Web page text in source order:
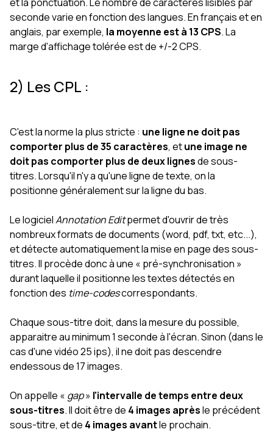
seconde varie en fonction des langues. En français et en
anglais, par exemple, la moyenne est à 13 CPS. La
marge d'affichage tolérée est de +/-2 CPS.
2) Les CPL :
C'est la norme la plus stricte : une ligne ne doit pas
comporter plus de 35 caractères, etune image ne
doit pas comporter plus de deux lignesde sous-
titres. Lorsqu'il n'y a qu'une ligne de texte, on la
positionne généralement sur la ligne du bas.
Le logicielAnnotation Editpermet d'ouvrir de très
nombreux formats de documents (word, pdf, txt, etc...),
et détecte automatiquement la mise en page des sous-
titres. Il procède donc à une « pré-synchronisation »
durant laquelle il positionne les textes détectés en
fonction des time-codescorrespondants.
Chaque sous-titre doit, dans la mesure du possible,
apparaitre au minimum 1 seconde à l'écran. Sinon (dans le
cas d'une vidéo 25 ips), il ne doit pas descendre
endessous de 17 images.
On appelle « gap» l'intervalle de temps entre deux
sous-titres. Il doit être de 4 images aprèsle précédent
sous-titre, et de 4 images avantle prochain.